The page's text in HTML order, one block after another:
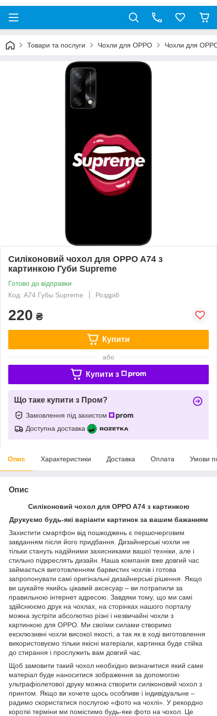
Товари та послуги Чохли для OPPO Чохли для
Силіконовий чохол для OPPO A74 з
картинкою Губи Supreme
Готово до відправки
Код: A74 Губы Supreme
Роздріб
220 ₴
Купити
або
Купити з
Що таке купити з Пром?
Замовлення під захистом
Доступна доставка
Опис Характеристики Доставка Оплата Умови
Опис
Силіконовий чохол для OPPO A74 з картинкою
Друкуємо будь-які варіанти картинок за вашим бажанням
Захистити смартфон від пошкоджень є першочерговим
завданням після його придбання. Дизайнерські чохли не
тільки стануть надійними захисниками вашої техніки, але і
стильно підкреслять дизайн. Наша компанія вже довгий час
займається виготовленням барвистих чохлів і готова
запропонувати самі оригінальні дизайнерські рішення. Якщо
ви шукайте якийсь цікавий аксесуар – ви потрапили за
правильною інтернет адресою. Завдяки тому, що ми самі
здійснюємо друк на чохлах, на сторінках нашого порталу
можна зустріти абсолютно різні і незвичайні чохли з
картинкою для OPPO. Ми своїми силами створимо
ексклюзивні чохли високої якості, а так як в ході виготовлення
використовуємо тільки якісні матеріали, картинка буде стійка
до стирання і прослужить вам довгий час.
Щоб замовити такий чохол необхідно визначитися який саме
матеріал буде наноситися зображення за допомогою
ультрафіолетової друку можна створити силіконовий чохол з
принтом. Якщо ви хочете щось особливе і індивідуальне –
радимо скористатися послугою «фото на чохлі». У рекордно
короткі терміни ми помістимо будь-яке фото на чохол. Це